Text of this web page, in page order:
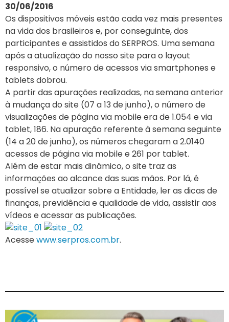
30/06/2016
Os dispositivos móveis estão cada vez mais presentes
na vida dos brasileiros e, por conseguinte, dos
participantes e assistidos do SERPROS. Uma semana
após a atualização do nosso site para o layout
responsivo, o número de acessos via smartphones e
tablets dobrou.
A partir das apurações realizadas, na semana anterior
à mudança do site (07 a 13 de junho), o número de
visualizações de página via mobile era de 1.054 e via
tablet, 186. Na apuração referente à semana seguinte
(14 a 20 de junho), os números chegaram a 2.0140
acessos de página via mobile e 261 por tablet.
Além de estar mais dinâmico, o site traz as
informações ao alcance das suas mãos. Por lá, é
possível se atualizar sobre a Entidade, ler as dicas de
finanças, previdência e qualidade de vida, assistir aos
vídeos e acessar as publicações.
Acessewww.serpros.com.br.